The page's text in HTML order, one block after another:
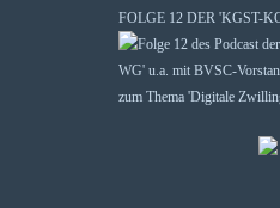
FOLGE 12 DER 'KGST-